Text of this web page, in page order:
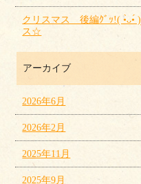
クリスマス 後編ｸﾞｯ!( •̀ᴗ•́ )و ̑̑☆宇部市 日楽児童デイサービ
ス☆
アーカイブ
2026年6月
2026年2月
2025年11月
2025年9月